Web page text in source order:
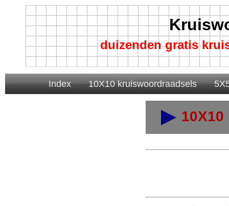
duizenden gratis
Index 10X10 kruiswoordraadsels